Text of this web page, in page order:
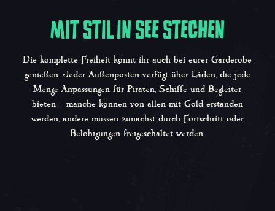
MIT STIL IN SEE STECHEN
Die komplette Freiheit könnt ihr auch bei eurer Garderobe
genießen. Jeder Außenposten verfügt über Läden, die jede
Menge Anpassungen für Piraten, Schiffe und Begleiter
bieten – manche können von allen mit Gold erstanden
werden, andere müssen zunächst durch Fortschritt oder
Belobigungen freigeschaltet werden.